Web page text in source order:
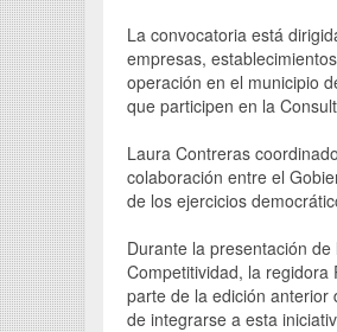
La convocatoria está
empresas,
operación en el municipio
que participen en la
Laura Contreras
colaboración entre el
de los ejercicios
Durante la presentación
Competitividad, la
parte de la edición anterior
de integrarse a esta